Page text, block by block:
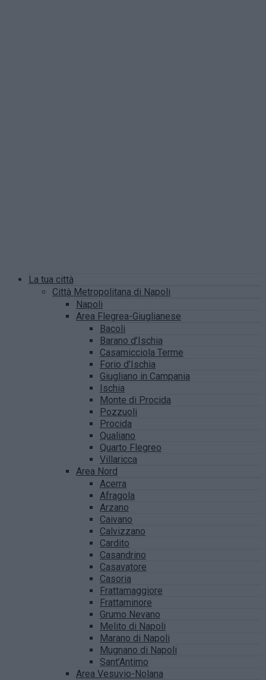
La tua città
Città Metropolitana di Napoli
Napoli
Area Flegrea-Giuglianese
Bacoli
Barano d’Ischia
Casamicciola Terme
Forio d’Ischia
Giugliano in Campania
Ischia
Monte di Procida
Pozzuoli
Procida
Qualiano
Quarto Flegreo
Villaricca
Area Nord
Acerra
Afragola
Arzano
Caivano
Calvizzano
Cardito
Casandrino
Casavatore
Casoria
Frattamaggiore
Frattaminore
Grumo Nevano
Melito di Napoli
Marano di Napoli
Mugnano di Napoli
Sant’Antimo
Area Vesuvio-Nolana